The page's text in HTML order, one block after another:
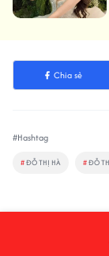
Chia sẻ
#Hashtag
#ĐỖ THỊ HÀ #ĐỖ